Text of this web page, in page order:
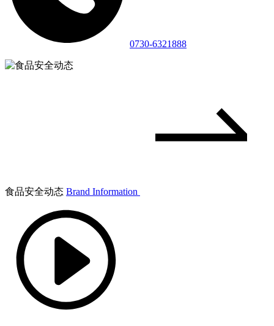
0730-6321888
食品安全动态 Brand Information